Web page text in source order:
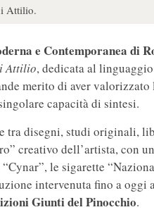
Attilio.
e Contemporanea di
Attilio, dedicata al
merito di aver
capacità di sintesi.
tra disegni, studi originali,
creativo dell’artista, con
le sigarette
intervenuta fino a oggi
Giunti del Pinocchio.